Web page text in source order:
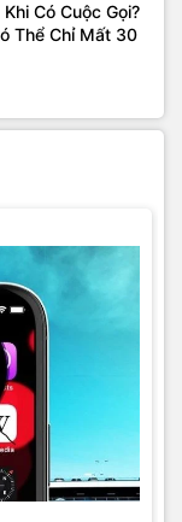
Có Cuộc Gọi?
Thể Chỉ Mất 30